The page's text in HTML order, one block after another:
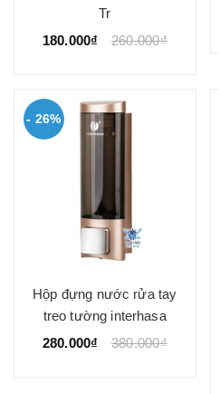
Tr
180.000₫
260.000₫
- 26%
Hộp đựng nước rửa tay
treo tường interhasa
280.000₫
380.000₫